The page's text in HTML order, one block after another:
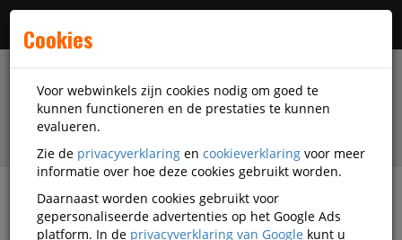
filter
Cookies
Voor webwinkels zijn cookies nodig om goed te
kunnen functioneren en de prestaties te kunnen
evalueren.
Zie de privacyverklaring en cookieverklaring voor meer
informatie over hoe deze cookies gebruikt worden.
Daarnaast worden cookies gebruikt voor
gepersonaliseerde advertenties op het Google Ads
platform. In de privacyverklaring van Google kunt u